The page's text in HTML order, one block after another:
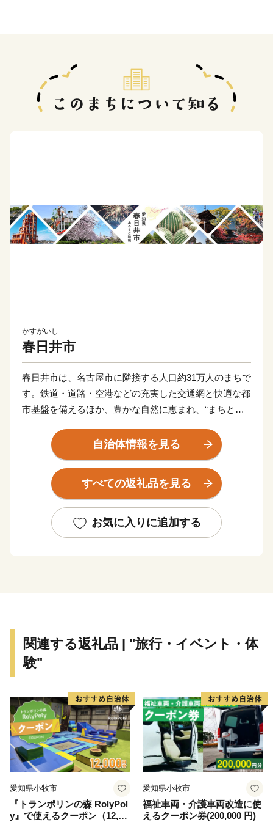
かすがいし
春日井市
春日井市は、名古屋市に隣接する人口約31万人のまちで
す。鉄道・道路・空港などの充実した交通網と快適な都
市基盤を備えるほか、豊かな自然に恵まれ、“まちと自
さらに「子はかすがい、子育ては春日井」を推進
し、“子育て支援のさらなる充実”に取り組んでいます。
＊サボテンのまち＊
「緋牡丹」という真っ赤なサボテンに魅せられ、もも・
りんごなどの果樹栽培の副業としてサボテン栽培を始め
平安時代の三蹟のひとり、小野道風は、春日井で生まれ
たと言い伝えられています。春日井の人々はそれを誇り
んで、自然に書道の盛んな土地柄になりました。
自治体情報を見る
すべての返礼品を見る
お気に入りに追加する
関連する返礼品 | "旅行・イベント・体
験"
愛知県小牧市
『トランポリンの森 RolyPol
y』で使えるクーポン（12,00
愛知県小牧市
福祉車両・介護車両改造に使
えるクーポン券(200,000 円)